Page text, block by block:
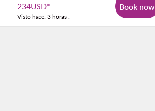
234USD*
Visto hace: 3 horas .
Book now